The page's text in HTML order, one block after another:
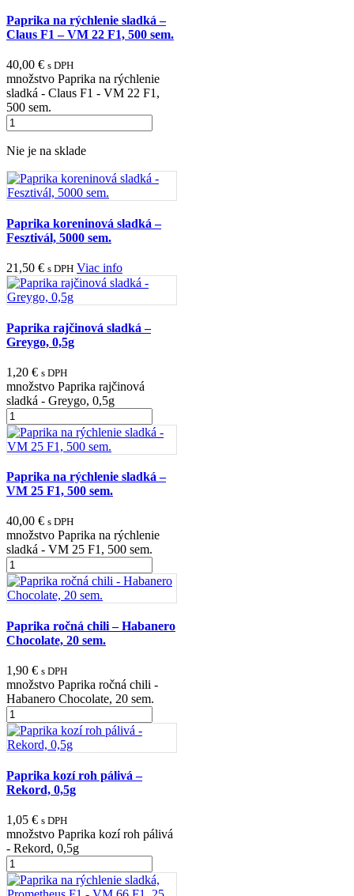
Paprika na rýchlenie sladká –
Claus F1 – VM 22 F1, 500 sem.
40,00 € s DPH
množstvo Paprika na rýchlenie
sladká - Claus F1 - VM 22 F1,
500 sem.
Nie je na sklade
Paprika koreninová sladká –
Fesztivál, 5000 sem.
21,50 € s DPH Viac info
Paprika rajčinová sladká –
Greygo, 0,5g
1,20 € s DPH
množstvo Paprika rajčinová
sladká - Greygo, 0,5g
Paprika na rýchlenie sladká –
VM 25 F1, 500 sem.
40,00 € s DPH
množstvo Paprika na rýchlenie
sladká - VM 25 F1, 500 sem.
Paprika ročná chili – Habanero
Chocolate, 20 sem.
1,90 € s DPH
množstvo Paprika ročná chili -
Habanero Chocolate, 20 sem.
Paprika kozí roh pálivá –
Rekord, 0,5g
1,05 € s DPH
množstvo Paprika kozí roh pálivá
- Rekord, 0,5g